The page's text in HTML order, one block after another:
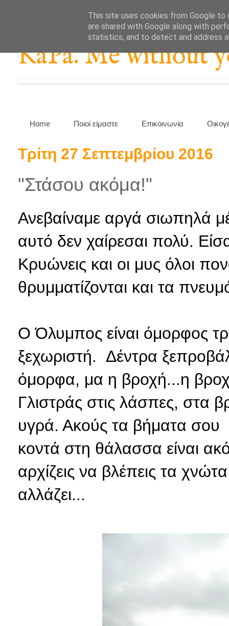
KaPa. Me without
Home Ποιοί είμαστε Επικοινωνία
Τρίτη 27 Σεπτεμβρίου 2016
"Στάσου ακόμα!"
Ανεβαίναμε αργά σιωπηλά
αυτό δεν χαίρεσαι πολύ.
Κρυώνεις και οι μυς όλοι
θρυμματίζονται και τα
Ο Όλυμπος είναι όμορφος
ξεχωριστή. Δέντρα
όμορφα, μα η βροχή...η
Γλιστράς στις λάσπες, στα
υγρά. Ακούς τα βήματα σου
κοντά στη θάλασσα είναι
αρχίζεις να βλέπεις τα
αλλάζει...
This site uses cookies from Google to
are shared with Google along with
statistics, and to detect and address